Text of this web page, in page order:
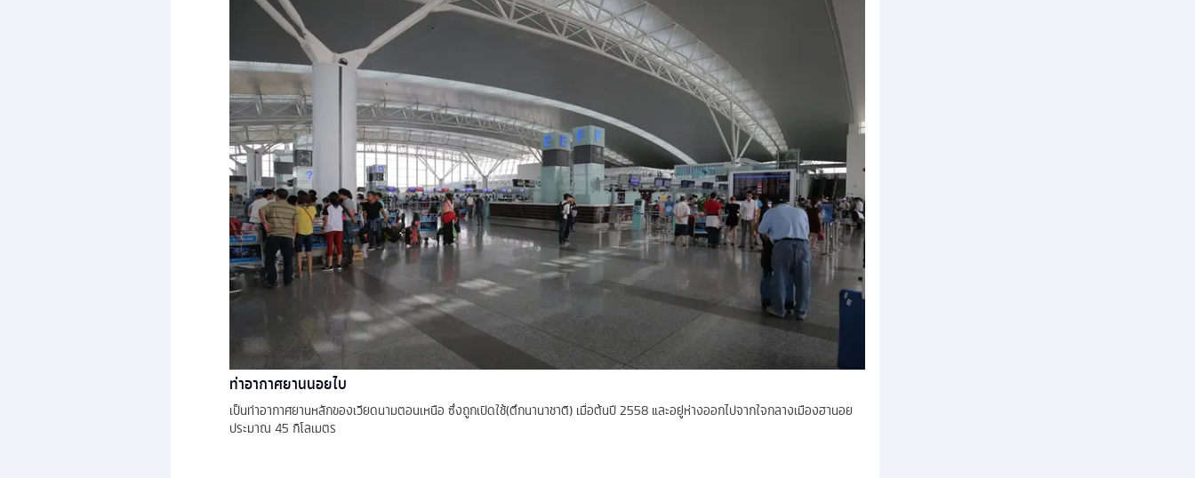
ท่าอากาศยานนอยไบ
เป็นท่าอากาศยานหลักของเวียดนามตอนเหนือ ซึ่งถูกเปิดใช้(ตึกนานาชาติ) เมื่อต้นปี 2558 และอยู่ห่างออกไปจากใจกลางเมืองฮานอย
ประมาณ 45 กิโลเมตร